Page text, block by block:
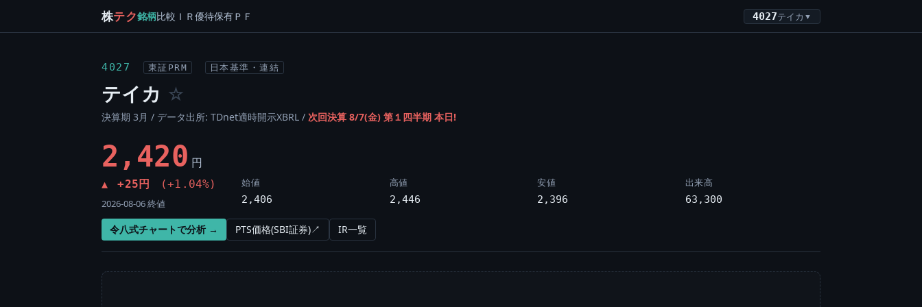
株テク銘柄比較 ＩＲ優待保有ＰＦ 4027テイカ ▼
4027 東証PRM 日本基準・連結
テイカ ☆
決算期 3月 / データ出所: TDnet適時開示XBRL / 次回決算 8/7(金) 第１四半期 本日!
2,420 円
▲ +25円 (+1.04%)
2026-08-06 終値
始値
2,406
高値
2,446
安値
2,396
出来高
63,300
令八式チャートで分析 → PTS価格(SBI証券)↗ IR一覧